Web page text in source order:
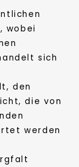
wobei
sich
den
die von
werden